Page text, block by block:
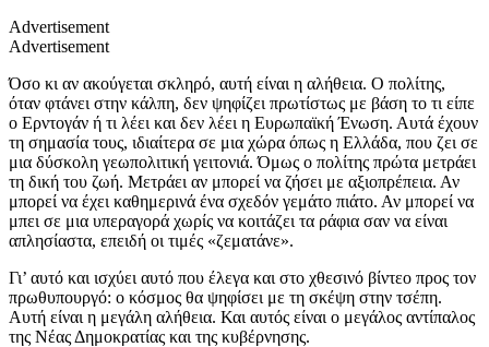
Advertisement
Advertisement
Όσο κι αν ακούγεται σκληρό, αυτή είναι η αλήθεια. Ο πολίτης,
όταν φτάνει στην κάλπη, δεν ψηφίζει πρωτίστως με βάση το τι είπε
ο Ερντογάν ή τι λέει και δεν λέει η Ευρωπαϊκή Ένωση. Αυτά έχουν
τη σημασία τους, ιδιαίτερα σε μια χώρα όπως η Ελλάδα, που ζει σε
μια δύσκολη γεωπολιτική γειτονιά. Όμως ο πολίτης πρώτα μετράει
τη δική του ζωή. Μετράει αν μπορεί να ζήσει με αξιοπρέπεια. Αν
μπορεί να έχει καθημερινά ένα σχεδόν γεμάτο πιάτο. Αν μπορεί να
μπει σε μια υπεραγορά χωρίς να κοιτάζει τα ράφια σαν να είναι
απλησίαστα, επειδή οι τιμές «ζεματάνε».
Γι’ αυτό και ισχύει αυτό που έλεγα και στο χθεσινό βίντεο προς τον
πρωθυπουργό: ο κόσμος θα ψηφίσει με τη σκέψη στην τσέπη.
Αυτή είναι η μεγάλη αλήθεια. Και αυτός είναι ο μεγάλος αντίπαλος
της Νέας Δημοκρατίας και της κυβέρνησης.